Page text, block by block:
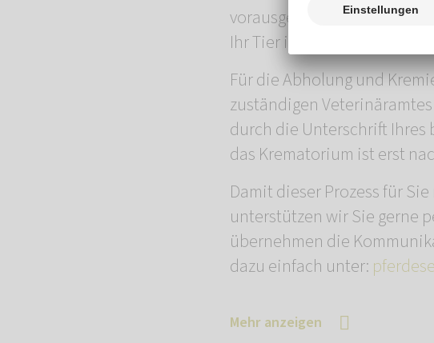
vorausgefüllte
Ihr Tier in unser
Für die Abholung und
zuständigen
durch die Unterschrift
das Krematorium ist erst
Damit dieser Prozess für
unterstützen wir Sie gerne
übernehmen die
dazu einfach unter:
Mehr anzeigen